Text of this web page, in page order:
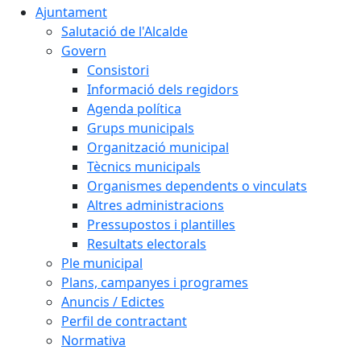
Ajuntament
Salutació de l'Alcalde
Govern
Consistori
Informació dels regidors
Agenda política
Grups municipals
Organització municipal
Tècnics municipals
Organismes dependents o vinculats
Altres administracions
Pressupostos i plantilles
Resultats electorals
Ple municipal
Plans, campanyes i programes
Anuncis / Edictes
Perfil de contractant
Normativa